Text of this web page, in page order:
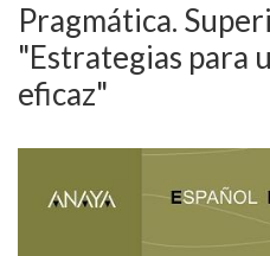
Pragmática.
"Estrategias para
eficaz"